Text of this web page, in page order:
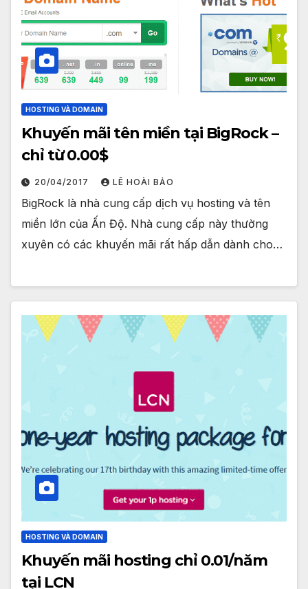
HOSTING VÀ DOMAIN
Khuyến mãi tên miền tại BigRock –
chỉ từ 0.00$
20/04/2017 LÊ HOÀI BẢO
BigRock là nhà cung cấp dịch vụ hosting và tên
miền lớn của Ấn Độ. Nhà cung cấp này thường
xuyên có các khuyến mãi rất hấp dẫn dành cho…
HOSTING VÀ DOMAIN
Khuyến mãi hosting chỉ 0.01/năm
tại LCN